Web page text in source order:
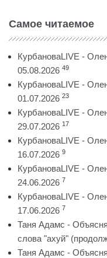
Самое читаемое
КурбановаLIVE -
05.08.2026 49
КурбановаLIVE -
01.07.2026 23
КурбановаLIVE -
29.07.2026 17
КурбановаLIVE -
16.07.2026 9
КурбановаLIVE -
24.06.2026 7
КурбановаLIVE -
17.06.2026 7
Таня Адамс -
слова "ахуй"
Таня Адамс -